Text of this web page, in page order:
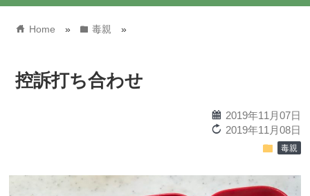
home Home » folder毒親 »
控訴打ち合わせ
calendar 2019年11月07日
reload 2019年11月08日
folder 毒親